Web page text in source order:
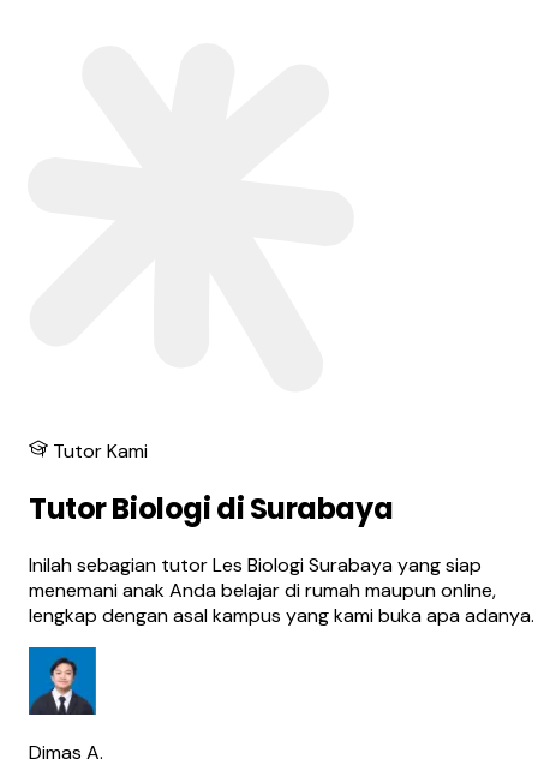
Tutor Kami
Tutor Biologi di Surabaya
Inilah sebagian tutor Les Biologi Surabaya yang siap
menemani anak Anda belajar di rumah maupun online,
lengkap dengan asal kampus yang kami buka apa adanya.
Dimas A.